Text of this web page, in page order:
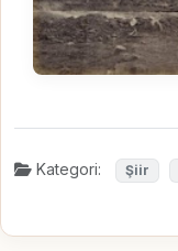
Kategori: Şiir